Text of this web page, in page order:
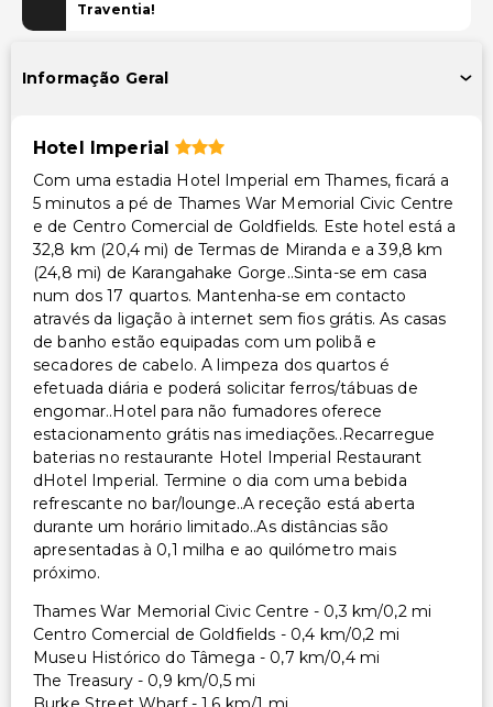
Acessibilidade
Acessível para cadeira de rodas – não
Traventia!
Informação Geral
Hotel Imperial
Com uma estadia Hotel Imperial em Thames, ficará a
5 minutos a pé de Thames War Memorial Civic Centre
e de Centro Comercial de Goldfields. Este hotel está a
32,8 km (20,4 mi) de Termas de Miranda e a 39,8 km
(24,8 mi) de Karangahake Gorge..Sinta-se em casa
num dos 17 quartos. Mantenha-se em contacto
através da ligação à internet sem fios grátis. As casas
de banho estão equipadas com um polibã e
secadores de cabelo. A limpeza dos quartos é
efetuada diária e poderá solicitar ferros/tábuas de
engomar..Hotel para não fumadores oferece
estacionamento grátis nas imediações..Recarregue
baterias no restaurante Hotel Imperial Restaurant
dHotel Imperial. Termine o dia com uma bebida
refrescante no bar/lounge..A receção está aberta
durante um horário limitado..As distâncias são
apresentadas à 0,1 milha e ao quilómetro mais
próximo.
Thames War Memorial Civic Centre - 0,3 km/0,2 mi
Centro Comercial de Goldfields - 0,4 km/0,2 mi
Museu Histórico do Tâmega - 0,7 km/0,4 mi
The Treasury - 0,9 km/0,5 mi